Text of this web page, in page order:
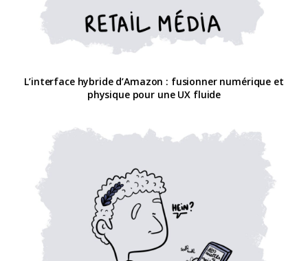
L’interface hybride d’Amazon : fusionner numérique et
physique pour une UX fluide